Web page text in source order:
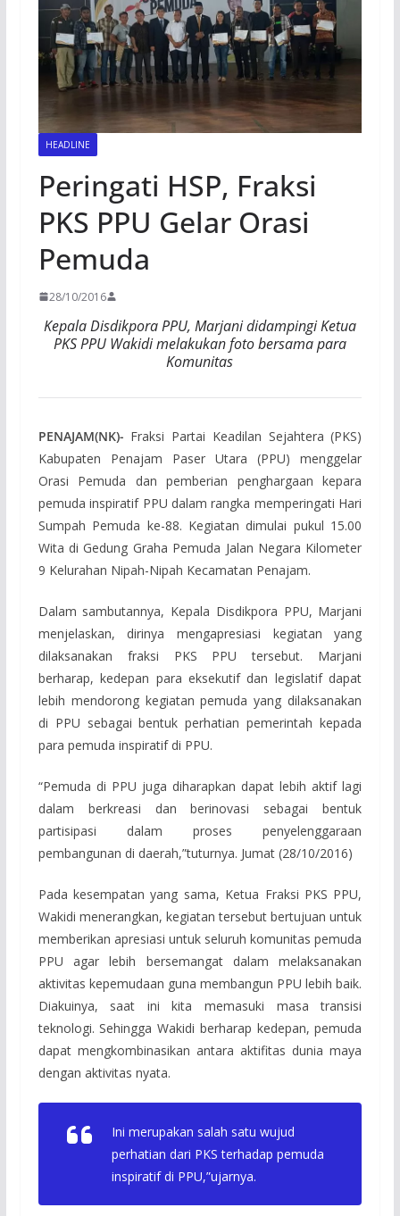
HEADLINE
Peringati HSP, Fraksi
PKS PPU Gelar Orasi
Pemuda
28/10/2016
Kepala Disdikpora PPU, Marjani didampingi Ketua
PKS PPU Wakidi melakukan foto bersama para
Komunitas
PENAJAM(NK)- Fraksi Partai Keadilan Sejahtera (PKS)
Kabupaten Penajam Paser Utara (PPU) menggelar
Orasi Pemuda dan pemberian penghargaan kepara
pemuda inspiratif PPU dalam rangka memperingati Hari
Sumpah Pemuda ke-88. Kegiatan dimulai pukul 15.00
Wita di Gedung Graha Pemuda Jalan Negara Kilometer
9 Kelurahan Nipah-Nipah Kecamatan Penajam.
Dalam sambutannya, Kepala Disdikpora PPU, Marjani
menjelaskan, dirinya mengapresiasi kegiatan yang
dilaksanakan fraksi PKS PPU tersebut. Marjani
berharap, kedepan para eksekutif dan legislatif dapat
lebih mendorong kegiatan pemuda yang dilaksanakan
di PPU sebagai bentuk perhatian pemerintah kepada
para pemuda inspiratif di PPU.
“Pemuda di PPU juga diharapkan dapat lebih aktif lagi
dalam berkreasi dan berinovasi sebagai bentuk
partisipasi dalam proses penyelenggaraan
pembangunan di daerah,”tuturnya. Jumat (28/10/2016)
Pada kesempatan yang sama, Ketua Fraksi PKS PPU,
Wakidi menerangkan, kegiatan tersebut bertujuan untuk
memberikan apresiasi untuk seluruh komunitas pemuda
PPU agar lebih bersemangat dalam melaksanakan
aktivitas kepemudaan guna membangun PPU lebih baik.
Diakuinya, saat ini kita memasuki masa transisi
teknologi. Sehingga Wakidi berharap kedepan, pemuda
dapat mengkombinasikan antara aktifitas dunia maya
dengan aktivitas nyata.
Ini merupakan salah satu wujud
perhatian dari PKS terhadap pemuda
inspiratif di PPU,”ujarnya.